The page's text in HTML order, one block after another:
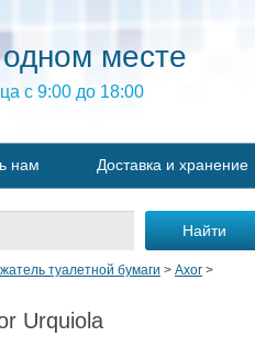
месте
с 9:00 до 18:00
нам Доставка и хранение
туалетной бумаги > Axor >
Urquiola